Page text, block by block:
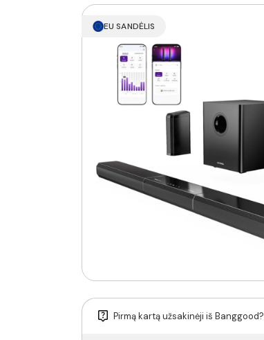
EU SANDĖLIS
Pirmą kartą užsakinėji iš Banggood?